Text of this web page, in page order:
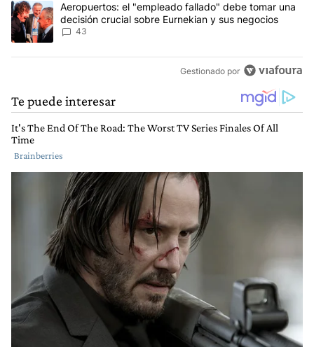
Un artículo de tendencia con el título "Aeropuertos: el
Aeropuertos: el "empleado fallado" debe tomar una
decisión crucial sobre Eurnekian y sus negocios
43
Gestionado por